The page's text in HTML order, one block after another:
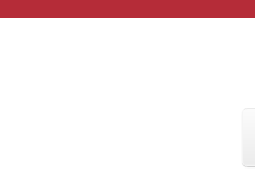
Overslaan en naar de inhoud gaan